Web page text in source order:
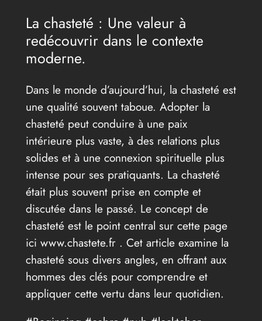
La chasteté : Une valeur à
redécouvrir dans le contexte
moderne.
Dans le monde d’aujourd’hui, la chasteté est
une qualité souvent taboue. Adopter la
chasteté peut conduire à une paix
intérieure plus vaste, à des relations plus
solides et à une connexion spirituelle plus
intense pour ses pratiquants. La chasteté
était plus souvent prise en compte et
discutée dans le passé. Le concept de
chasteté est le point central sur cette page
ici www.chastete.fr . Cet article examine la
chasteté sous divers angles, en offrant aux
hommes des clés pour comprendre et
appliquer cette vertu dans leur quotidien.